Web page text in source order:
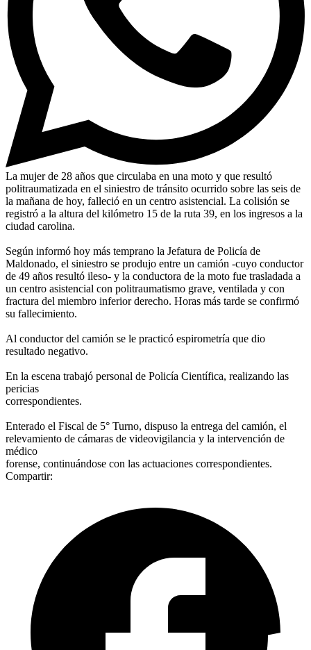
La mujer de 28 años que circulaba en una moto y que resultó
politraumatizada en el siniestro de tránsito ocurrido sobre las seis de
la mañana de hoy, falleció en un centro asistencial. La colisión se
registró a la altura del kilómetro 15 de la ruta 39, en los ingresos a la
ciudad carolina.
Según informó hoy más temprano la Jefatura de Policía de
Maldonado, el siniestro se produjo entre un camión -cuyo conductor
de 49 años resultó ileso- y la conductora de la moto fue trasladada a
un centro asistencial con politraumatismo grave, ventilada y con
fractura del miembro inferior derecho. Horas más tarde se confirmó
su fallecimiento.
Al conductor del camión se le practicó espirometría que dio
resultado negativo.
En la escena trabajó personal de Policía Científica, realizando las
pericias
correspondientes.
Enterado el Fiscal de 5° Turno, dispuso la entrega del camión, el
relevamiento de cámaras de videovigilancia y la intervención de
médico
forense, continuándose con las actuaciones correspondientes.
Compartir: